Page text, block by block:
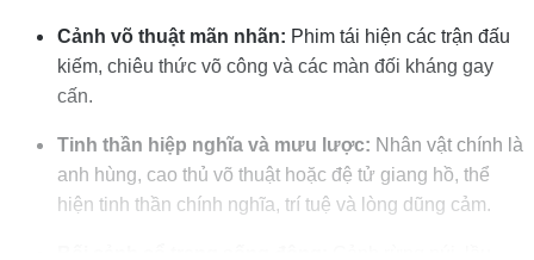
Cảnh võ thuật mãn nhãn: Phim tái hiện các trận đấu
kiếm, chiêu thức võ công và các màn đối kháng gay
cấn.
Tinh thần hiệp nghĩa và mưu lược: Nhân vật chính là
anh hùng, cao thủ võ thuật hoặc đệ tử giang hồ, thể
hiện tinh thần chính nghĩa, trí tuệ và lòng dũng cảm.